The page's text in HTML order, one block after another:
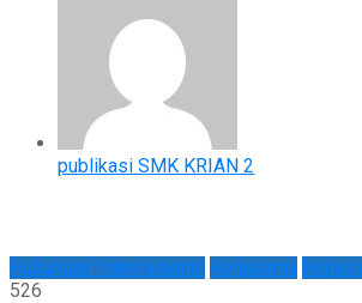
publikasi SMK KRIAN 2
Hubungan Internasional Kerjasama
526